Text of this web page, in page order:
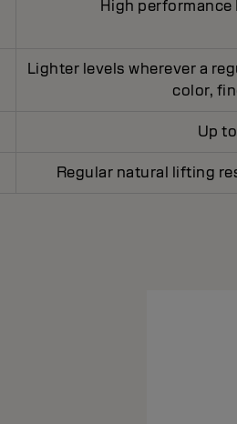
High
Lighter levels wherever a
color,
Up
Regular natural lifting